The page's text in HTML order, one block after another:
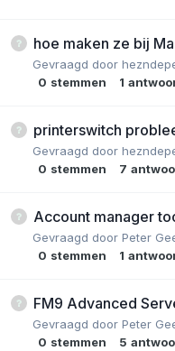
hoe maken ze bij
Gevraagd door
0 stemmen 1
printerswitch
Gevraagd door
0 stemmen 7
Account manager
Gevraagd door Peter
0 stemmen 1
FM9 Advanced
Gevraagd door Peter
0 stemmen 5